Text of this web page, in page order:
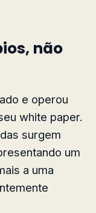
não
e operou
white paper.
surgem
um
a uma